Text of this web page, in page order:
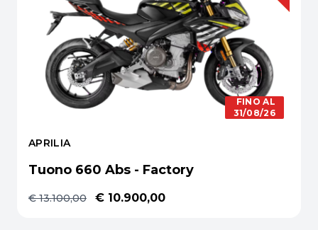
FINO AL
31/08/26
APRILIA
Tuono 660 Abs - Factory
€ 13.100,00 € 10.900,00